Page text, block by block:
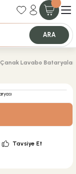
Teklif Alabilirsiniz.
ARA
Çanak Lavabo Bataryaları
Tavsiye Et